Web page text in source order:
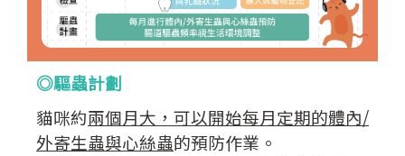
◎驅蟲計劃
貓咪約兩個月大，可以開始每月定期的體內/
外寄生蟲與心絲蟲的預防作業。